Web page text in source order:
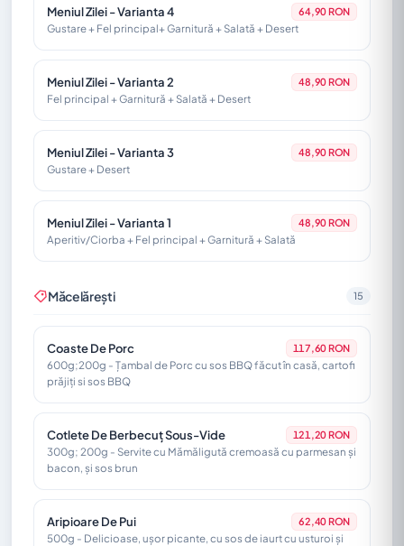
Meniul Zilei - Varianta 4 64,90 RON
Gustare + Fel principal+ Garnitură + Salată + Desert
Meniul Zilei - Varianta 2 48,90 RON
Fel principal + Garnitură + Salată + Desert
Meniul Zilei - Varianta 3 48,90 RON
Gustare + Desert
Meniul Zilei - Varianta 1 48,90 RON
Aperitiv/Ciorba + Fel principal + Garnitură + Salată
Măcelărești 15
Coaste De Porc 117,60 RON
600g;200g - Țambal de Porc cu sos BBQ făcut în casă, cartofi
prăjiți si sos BBQ
Cotlete De Berbecuț Sous-Vide 121,20 RON
300g; 200g - Servite cu Mămăligută cremoasă cu parmesan și
bacon, și sos brun
Aripioare De Pui 62,40 RON
500g - Delicioase, ușor picante, cu sos de iaurt cu usturoi și